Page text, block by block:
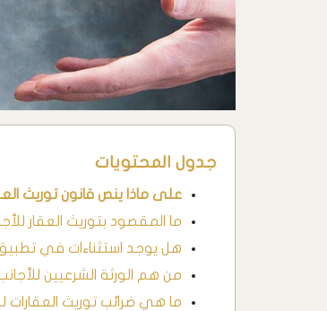
جدول المحتويات
على ماذا ينص قانون توريث
ما المقصود بتوريث العقار
هل يوجد استثناءات في تطبيق
من هم الورثة الشرعيين
ما هي ضرائب توريث العقارات